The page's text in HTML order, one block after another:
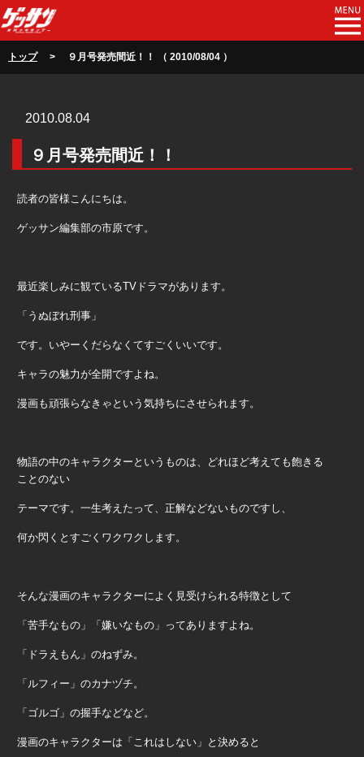
トップ> ９月号発売間近！！ （ 2010/08/04 ）
2010.08.04
９月号発売間近！！
読者の皆様こんにちは。
ゲッサン編集部の市原です。
最近楽しみに観ているTVドラマがあります。
「うぬぼれ刑事」
です。いやーくだらなくてすごくいいです。
キャラの魅力が全開ですよね。
漫画も頑張らなきゃという気持ちにさせられます。
物語の中のキャラクターというものは、どれほど考えても飽きる
ことのない
テーマです。一生考えたって、正解などないものですし、
何か閃くとすごくワクワクします。
そんな漫画のキャラクターによく見受けられる特徴として
「苦手なもの」「嫌いなもの」ってありますよね。
「ドラえもん」のねずみ。
「ルフィー」のカナヅチ。
「ゴルゴ」の握手などなど。
漫画のキャラクターは「これはしない」と決めると